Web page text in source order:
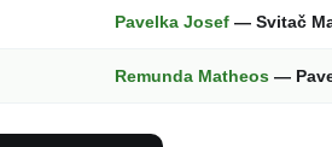
Pavelka Josef — Svitač
Remunda Matheos —